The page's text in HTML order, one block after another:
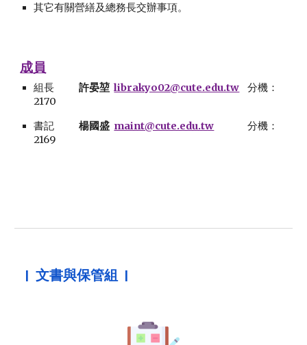
其它有關營繕及總務長交辦事項。
成員
組長許晏堃 librakyo02@cute.edu.tw
分機：
2170
書記
楊國盛 maint@cute.edu.tw
分機：
2169
|文書與保管組 |